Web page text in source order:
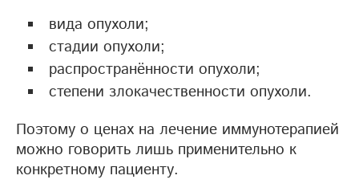
вида опухоли;
стадии опухоли;
распространённости опухоли;
степени злокачественности опухоли.
Поэтому о ценах на лечение иммунотерапией
можно говорить лишь применительно к
конкретному пациенту.